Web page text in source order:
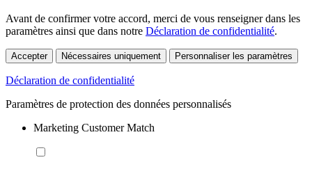
Avant de confirmer votre accord, merci de vous renseigner dans les
paramètres ainsi que dans notre Déclaration de confidentialité.
Accepter Nécessaires uniquement Personnaliser les paramètres
Déclaration de confidentialité
Paramètres de protection des données personnalisés
Marketing Customer Match